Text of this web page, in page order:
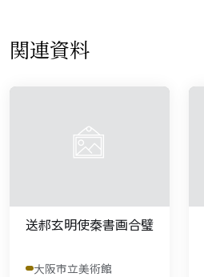
関連資料
送郝玄明使秦書画合璧
大阪市立美術館